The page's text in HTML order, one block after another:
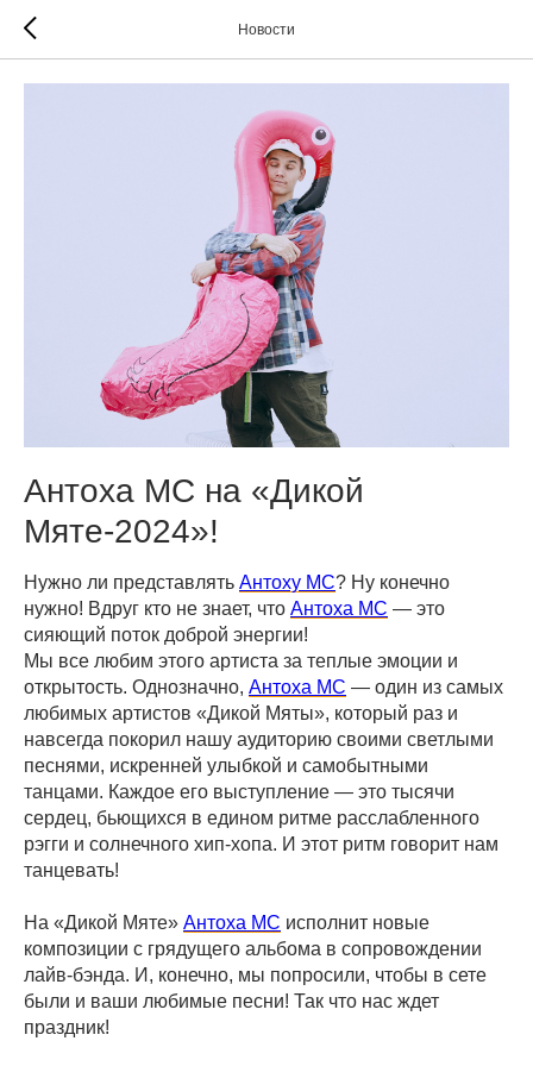
Новости
Антоха МС на «Дикой
Мяте-2024»!
Нужно ли представлять Антоху МС? Ну конечно
нужно! Вдруг кто не знает, что Антоха МС — это
сияющий поток доброй энергии!
Мы все любим этого артиста за теплые эмоции и
открытость. Однозначно, Антоха МС — один из самых
любимых артистов «Дикой Мяты», который раз и
навсегда покорил нашу аудиторию своими светлыми
песнями, искренней улыбкой и самобытными
танцами. Каждое его выступление — это тысячи
сердец, бьющихся в едином ритме расслабленного
рэгги и солнечного хип-хопа. И этот ритм говорит нам
танцевать!
На «Дикой Мяте» Антоха МС исполнит новые
композиции с грядущего альбома в сопровождении
лайв-бэнда. И, конечно, мы попросили, чтобы в сете
были и ваши любимые песни! Так что нас ждет
праздник!